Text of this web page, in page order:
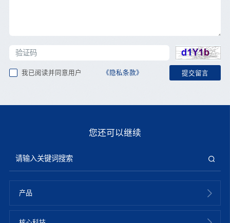
我已阅读并同意用户 《隐私条款》
您还可以继续
产品